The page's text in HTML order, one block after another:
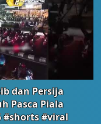
dan Persija
Pasca Piala
#shorts #viral